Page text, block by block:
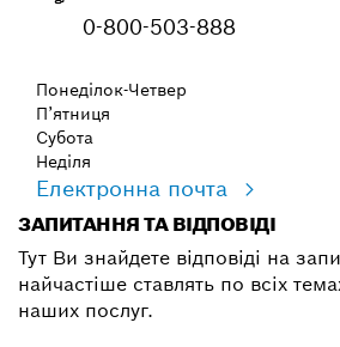
0-800-503-888
Понеділок-Четвер
П’ятниця
Субота
Неділя
Електронна почта
ЗАПИТАННЯ ТА ВІДПОВІДІ
Тут Ви знайдете відповіді на
найчастіше ставлять по всіх
наших послуг.